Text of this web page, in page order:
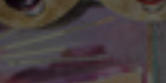
Spielstätten
Spielzeitheft